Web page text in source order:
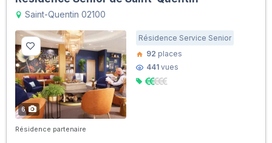
Saint-Quentin 02100
6
Résidence Service Senior
92 places
441 vues
Résidence partenaire